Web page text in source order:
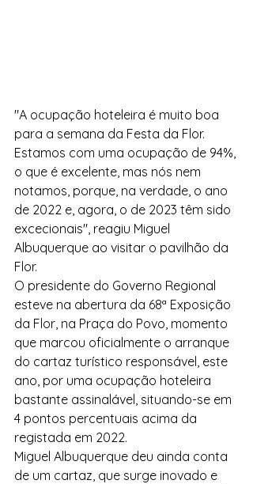
"A ocupação hoteleira é muito boa
para a semana da Festa da Flor.
Estamos com uma ocupação de 94%,
o que é excelente, mas nós nem
notamos, porque, na verdade, o ano
de 2022 e, agora, o de 2023 têm sido
excecionais", reagiu Miguel
Albuquerque ao visitar o pavilhão da
Flor.
O presidente do Governo Regional
esteve na abertura da 68ª Exposição
da Flor, na Praça do Povo, momento
que marcou oficialmente o arranque
do cartaz turístico responsável, este
ano, por uma ocupação hoteleira
bastante assinalável, situando-se em
4 pontos percentuais acima da
registada em 2022.
Miguel Albuquerque deu ainda conta
de um cartaz, que surge inovado e